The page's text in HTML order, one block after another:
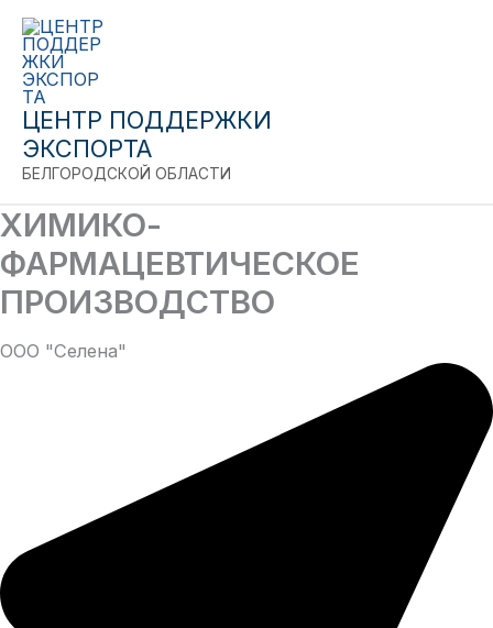
Перейти
содержимому
ЦЕНТР ПОДДЕРЖКИ
ЭКСПОРТА
БЕЛГОРОДСКОЙ ОБЛАСТИ
ХИМИКО-
ФАРМАЦЕВТИЧЕСКОЕ
ПРОИЗВОДСТВО
ООО "Селена"